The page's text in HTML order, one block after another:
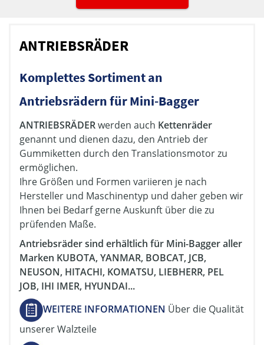
ANTRIEBSRÄDER
Komplettes Sortiment an
Antriebsrädern für Mini-Bagger
ANTRIEBSRÄDERwerden auch Kettenräder
genannt und dienen dazu, den Antrieb der
Gummiketten durch den Translationsmotor zu
ermöglichen.
Ihre Größen und Formen variieren je nach
Hersteller und Maschinentyp und daher geben wir
Ihnen bei Bedarf gerne Auskunft über die zu
prüfenden Maße.
Antriebsräder sind erhältlich für Mini-Bagger aller
Marken KUBOTA, YANMAR, BOBCAT, JCB,
NEUSON, HITACHI, KOMATSU, LIEBHERR, PEL
JOB, IHI IMER, HYUNDAI...
WEITERE INFORMATIONEN Über die Qualität
unserer Walzteile